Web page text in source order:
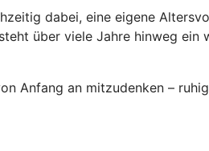
dabei, eine eigene
über viele Jahre hinweg
Anfang an mitzudenken –